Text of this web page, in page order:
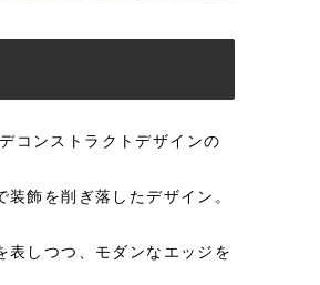
コンストラクトデザインの
飾を削ぎ落したデザイン。
表しつつ、モダンなエッジを